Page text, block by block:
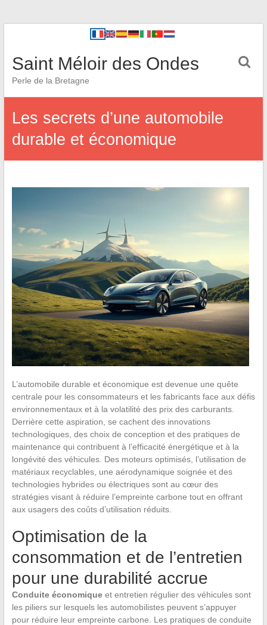
Saint Méloir des Ondes
Perle de la Bretagne
Les secrets d’une automobile
durable et économique
L’automobile durable et économique est devenue une quête
centrale pour les consommateurs et les fabricants face aux défis
environnementaux et à la volatilité des prix des carburants.
Derrière cette aspiration, se cachent des innovations
technologiques, des choix de conception et des pratiques de
maintenance qui contribuent à l’efficacité énergétique et à la
longévité des véhicules. Des moteurs optimisés, l’utilisation de
matériaux recyclables, une aérodynamique soignée et des
technologies hybrides ou électriques sont au cœur des
stratégies visant à réduire l’empreinte carbone tout en offrant
aux usagers des coûts d’utilisation réduits.
Optimisation de la
consommation et de l’entretien
pour une durabilité accrue
Conduite économiqueet entretien régulier des véhicules sont
les piliers sur lesquels les automobilistes peuvent s’appuyer
pour réduire leur empreinte carbone. Les pratiques de conduite